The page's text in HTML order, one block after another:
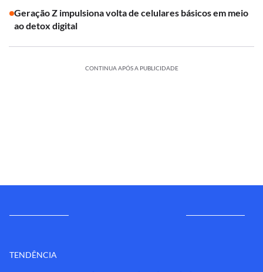
Geração Z impulsiona volta de celulares básicos em meio
ao detox digital
CONTINUA APÓS A PUBLICIDADE
TENDÊNCIA